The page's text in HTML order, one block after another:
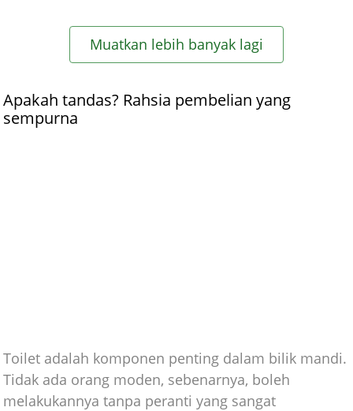
Muatkan lebih banyak lagi
Apakah tandas? Rahsia pembelian yang
sempurna
Toilet adalah komponen penting dalam bilik mandi.
Tidak ada orang moden, sebenarnya, boleh
melakukannya tanpa peranti yang sangat